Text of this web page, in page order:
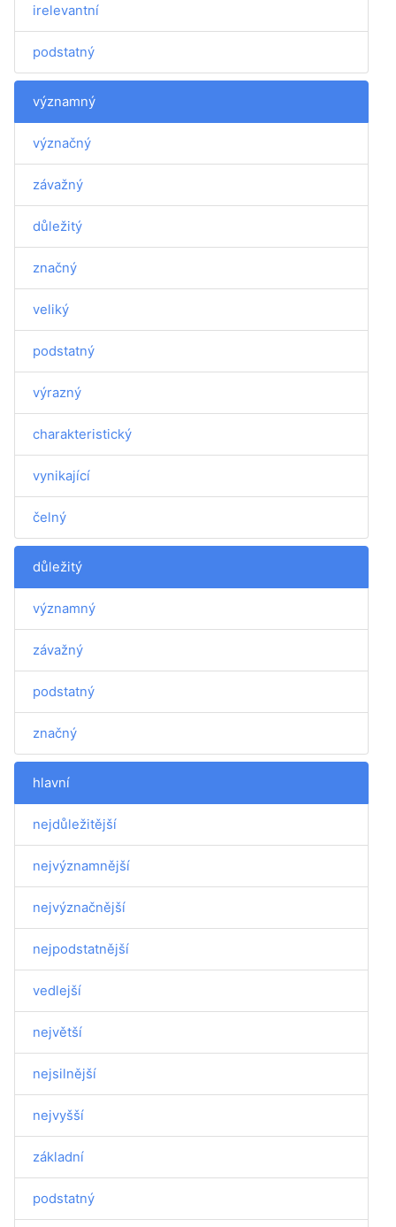
irelevantní
podstatný
významný
význačný
závažný
důležitý
značný
veliký
podstatný
výrazný
charakteristický
vynikající
čelný
důležitý
významný
závažný
podstatný
značný
hlavní
nejdůležitější
nejvýznamnější
nejvýznačnější
nejpodstatnější
vedlejší
největší
nejsilnější
nejvyšší
základní
podstatný